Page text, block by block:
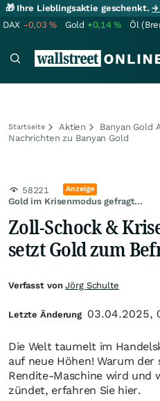
🎁 Ihre Lieblingsaktie geschenkt.→
DAX -0,03% Gold +0,14% Öl
Startseite Aktien
Banyan Gold
Nachrichten zu Banyan Gold
Gold im Krisenmodus gefragt...
58221 Anzeige
Zoll-Schock &
setzt Gold zum
Die Welt taumelt im
auf neue Höhen! Warum
Rendite-Maschine wird und
zündet, erfahren Sie hier.
Verfasst vonJörg Schulte
Letzte Änderung 03.04.2025,